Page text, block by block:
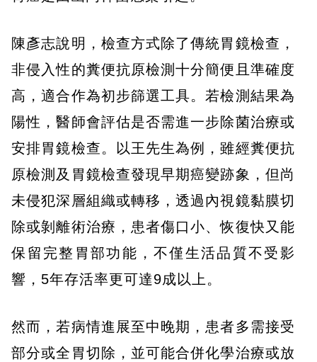
陳彥志說明，檢查方式除了傳統胃鏡檢查，
非侵入性的糞便抗原檢測十分簡便且準確度
高，適合作為初步篩選工具。若檢測結果為
陽性，醫師會評估是否需進一步除菌治療或
安排胃鏡檢查。以王先生為例，雖經糞便抗
原檢測及胃鏡檢查發現早期癌變跡象，但尚
未侵犯深層組織或轉移，透過內視鏡黏膜切
除或剝離術治療，患者傷口小、恢復快又能
保留完整胃部功能，不僅生活品質不受影
響，5年存活率更可達9成以上。
然而，若病情進展至中晚期，患者多需接受
部分或全胃切除，並可能合併化學治療或放